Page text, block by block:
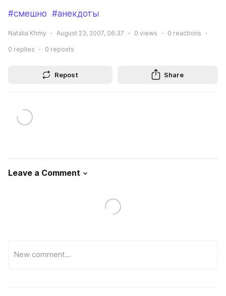
#смешно #анекдоты
Natalia Khmy August 23, 2007, 06:37 0 views 0 reactions
0 replies 0 reposts
Repost Share
Leave a Comment